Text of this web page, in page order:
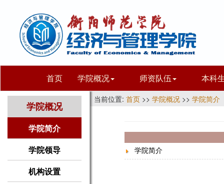
首页 学院概况 师资队伍 本科
学院概况
学院简介
学院领导
机构设置
当前位置: 首页 >> 学院概况 >> 学院简介
学院简介